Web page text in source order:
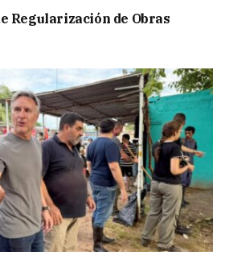
Regularización de Obras